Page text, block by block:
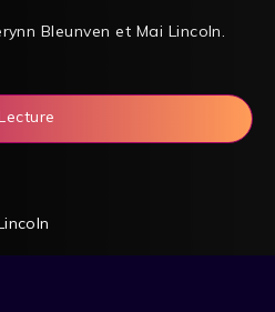
Bleunven et Mai Lincoln.